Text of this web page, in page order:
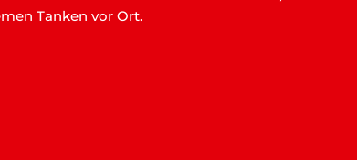
Tanken vor Ort.